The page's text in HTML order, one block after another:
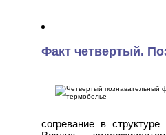
Факт четвертый.
согревание в